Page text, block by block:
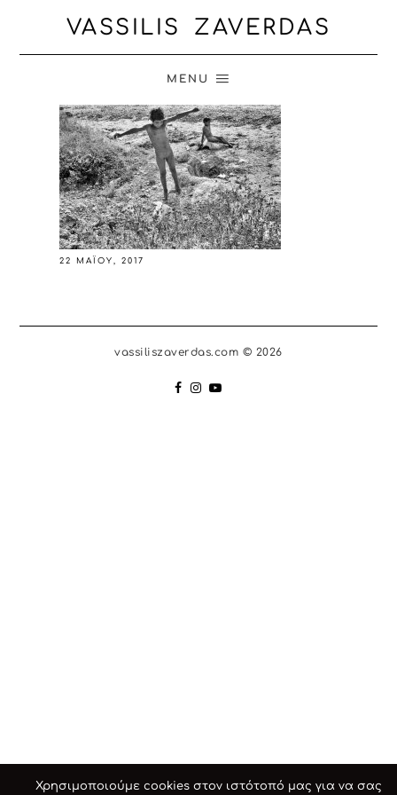
VASSILIS ZAVERDAS
MENU
22 ΜΑΪ́ΟΥ, 2017
vassiliszaverdas.com © 2026
Χρησιμοποιούμε cookies στον ιστότοπό μας για να σας